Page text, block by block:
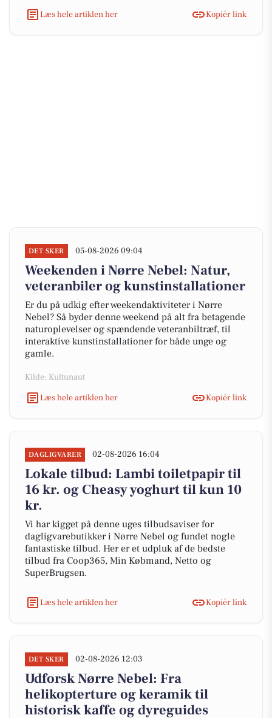
Læs hele artiklen her
Kopiér link
DET SKER 05-08-2026 09:04
Weekenden i Nørre Nebel: Natur,
veteranbiler og kunstinstallationer
Er du på udkig efter weekendaktiviteter i Nørre
Nebel? Så byder denne weekend på alt fra betagende
naturoplevelser og spændende veteranbiltræf, til
interaktive kunstinstallationer for både unge og
gamle.
Kilde: Kultunaut
Læs hele artiklen her
Kopiér link
DAGLIGVARER 02-08-2026 16:04
Lokale tilbud: Lambi toiletpapir til
16 kr. og Cheasy yoghurt til kun 10
kr.
Vi har kigget på denne uges tilbudsaviser for
dagligvarebutikker i Nørre Nebel og fundet nogle
fantastiske tilbud. Her er et udpluk af de bedste
tilbud fra Coop365, Min Købmand, Netto og
SuperBrugsen.
Læs hele artiklen her Kopiér link
DET SKER 02-08-2026 12:03
Udforsk Nørre Nebel: Fra
helikopterture og keramik til
historisk kaffe og dyreguides